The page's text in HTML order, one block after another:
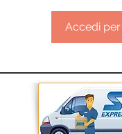
Accedi